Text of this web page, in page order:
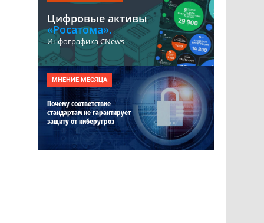
Цифровые активы
«Росатома».
Инфографика CNews
МНЕНИЕ МЕСЯЦА
Почему соответствие
стандартам не гарантирует
защиту от киберугроз